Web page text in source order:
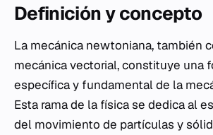
Definición y concepto
La mecánica newtoniana, también
mecánica vectorial, constituye una
específica y fundamental de la
Esta rama de la física se dedica al
del movimiento de partículas y